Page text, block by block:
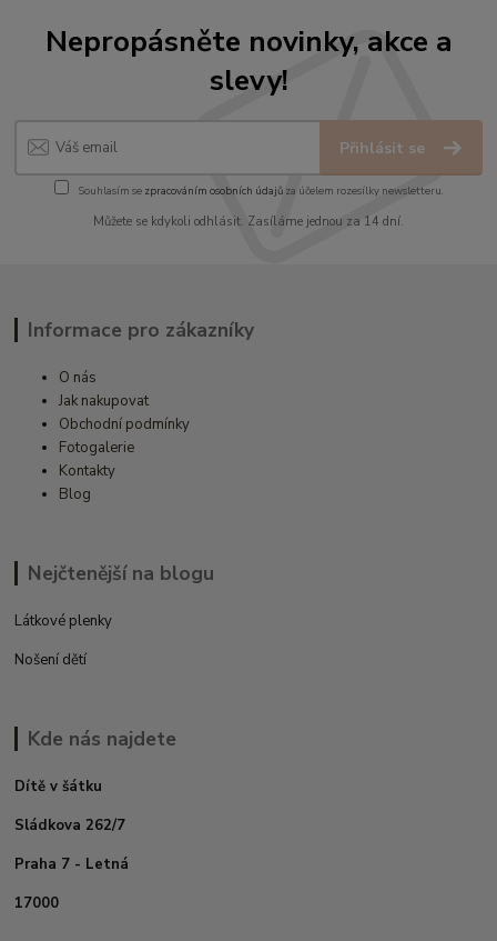
Nepropásněte novinky, akce a
slevy!
Přihlásit se
Souhlasím se zpracováním osobních údajůza účelem rozesílky newsletteru.
Můžete se kdykoli odhlásit. Zasíláme jednou za 14 dní.
Informace pro zákazníky
O nás
Jak nakupovat
Obchodní podmínky
Fotogalerie
Kontakty
Blog
Nejčtenější na blogu
Látkové plenky
Nošení dětí
Kde nás najdete
Dítě v šátku
Sládkova 262/7
Praha 7 - Letná
17000